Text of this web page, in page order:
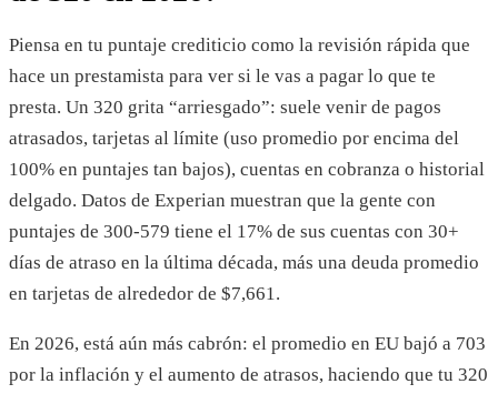
Piensa en tu puntaje crediticio como la revisión rápida que
hace un prestamista para ver si le vas a pagar lo que te
presta. Un 320 grita “arriesgado”: suele venir de pagos
atrasados, tarjetas al límite (uso promedio por encima del
100% en puntajes tan bajos), cuentas en cobranza o historial
delgado. Datos de Experian muestran que la gente con
puntajes de 300-579 tiene el 17% de sus cuentas con 30+
días de atraso en la última década, más una deuda promedio
en tarjetas de alrededor de $7,661.
En 2026, está aún más cabrón: el promedio en EU bajó a 703
por la inflación y el aumento de atrasos, haciendo que tu 320